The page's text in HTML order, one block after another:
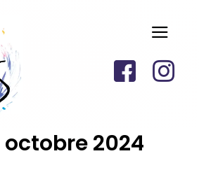
octobre 2024